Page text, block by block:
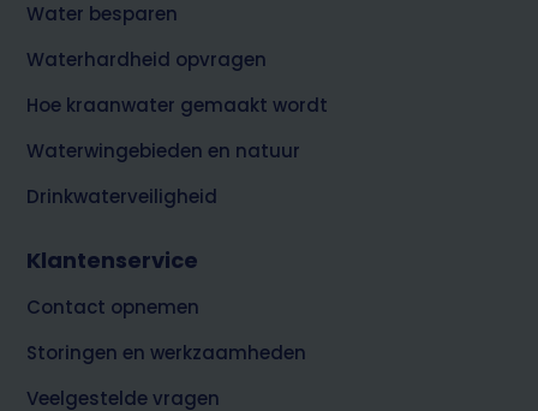
Water besparen
Waterhardheid opvragen
Hoe kraanwater gemaakt wordt
Waterwingebieden en natuur
Drinkwaterveiligheid
Klantenservice
Contact opnemen
Storingen en werkzaamheden
Veelgestelde vragen